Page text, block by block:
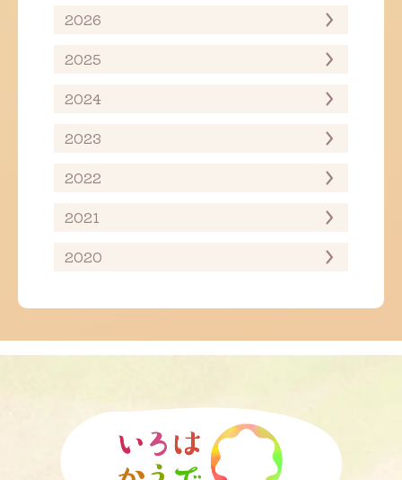
2026
2025
2024
2023
2022
2021
2020